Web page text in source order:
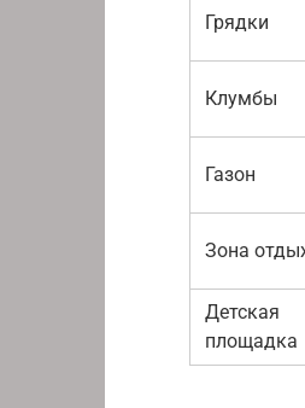
Грядки
Клумбы
Газон
Зона
Детская
площадка